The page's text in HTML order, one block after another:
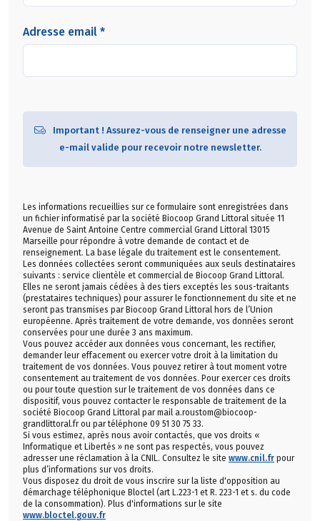
Adresse email *
Important ! Assurez-vous de renseigner une adresse
e-mail valide pour recevoir notre newsletter.
Les informations recueillies sur ce formulaire sont enregistrées dans
un fichier informatisé par la société Biocoop Grand Littoral située 11
Avenue de Saint Antoine Centre commercial Grand Littoral 13015
Marseille pour répondre à votre demande de contact et de
renseignement. La base légale du traitement est le consentement.
Les données collectées seront communiquées aux seuls destinataires
suivants : service clientèle et commercial de Biocoop Grand Littoral.
Elles ne seront jamais cédées à des tiers exceptés les sous-traitants
(prestataires techniques) pour assurer le fonctionnement du site et ne
seront pas transmises par Biocoop Grand Littoral hors de l’Union
européenne. Après traitement de votre demande, vos données seront
conservées pour une durée 3 ans maximum.
Vous pouvez accéder aux données vous concernant, les rectifier,
demander leur effacement ou exercer votre droit à la limitation du
traitement de vos données. Vous pouvez retirer à tout moment votre
consentement au traitement de vos données. Pour exercer ces droits
ou pour toute question sur le traitement de vos données dans ce
dispositif, vous pouvez contacter le responsable de traitement de la
société Biocoop Grand Littoral par mail a.roustom@biocoop-
grandlittoral.fr ou par téléphone 09 51 30 75 33.
Si vous estimez, après nous avoir contactés, que vos droits «
Informatique et Libertés » ne sont pas respectés, vous pouvez
adresser une réclamation à la CNIL. Consultez le site www.cnil.fr pour
plus d’informations sur vos droits.
Vous disposez du droit de vous inscrire sur la liste d'opposition au
démarchage téléphonique Bloctel (art L.223-1 et R. 223-1 et s. du code
de la consommation). Plus d'informations sur le site
www.bloctel.gouv.fr